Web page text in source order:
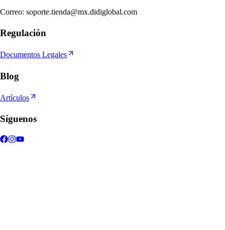
Correo: soporte.tienda@mx.didiglobal.com
Regulación
Documentos Legales
Blog
Artículos
Síguenos